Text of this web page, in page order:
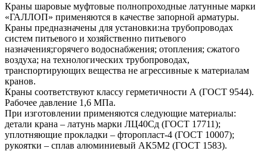
Краны шаровые муфтовые полнопроходные латунные марки
«ГАЛЛОП» применяются в качестве запорной арматуры.
Краны предназначены для установки:на трубопроводах
систем питьевого и хозяйственно питьевого
назначения;горячего водоснабжения; отопления; сжатого
воздуха; на технологических трубопроводах,
транспортирующих вещества не агрессивные к материалам
кранов.
Краны соответствуют классу герметичности А (ГОСТ 9544).
Рабочее давление 1,6 МПа.
При изготовлении применяются следующие материалы:
детали крана – латунь марки ЛЦ40Сд (ГОСТ 17711);
уплотняющие прокладки – фторопласт-4 (ГОСТ 10007);
рукоятки – сплав алюминиевый АК5М2 (ГОСТ 1583).